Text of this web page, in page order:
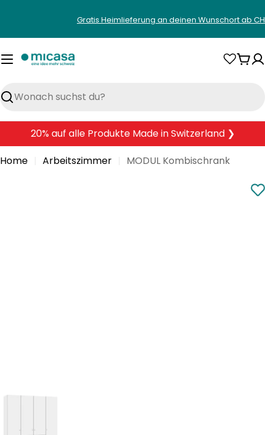
springen
Gratis Heimlieferung an deinen Wunschort ab
Suchen
20% auf alle Produkte Made in Switzerland ❯
Home
Arbeitszimmer MODUL Kombischrank